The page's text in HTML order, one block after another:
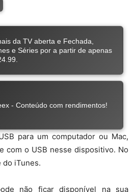
para um computador ou Mac,
com o USB nesse dispositivo. No
do iTunes.
não ficar disponível na sua